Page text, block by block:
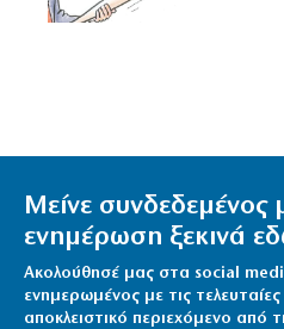
Μείνε συνδεδεμένος
ενημέρωση ξεκινά
Ακολούθησέ μας στα social
ενημερωμένος με τις
αποκλειστικό περιεχόμενο από